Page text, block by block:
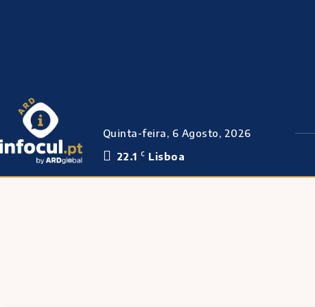
Quinta-feira, 6 Agosto, 2026
22.1 C Lisboa